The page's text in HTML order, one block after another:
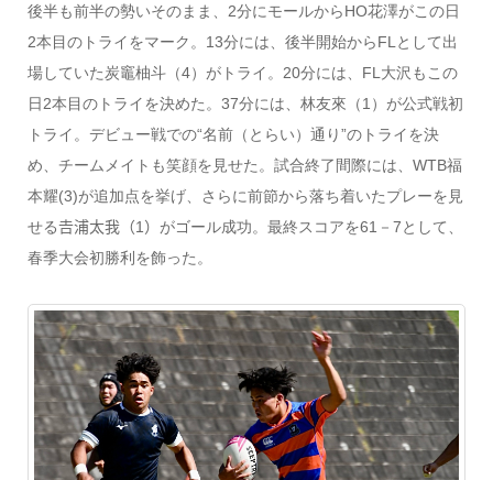
後半も前半の勢いそのまま、2分にモールからHO花澤がこの日
2本目のトライをマーク。13分には、後半開始からFLとして出
場していた炭竈柚斗（4）がトライ。20分には、FL大沢もこの
日2本目のトライを決めた。37分には、林友來（1）が公式戦初
トライ。デビュー戦での“名前（とらい）通り”のトライを決
め、チームメイトも笑顔を見せた。試合終了間際には、WTB福
本耀(3)が追加点を挙げ、さらに前節から落ち着いたプレーを見
せる𠮷浦太我（1）がゴール成功。最終スコアを61－7として、
春季大会初勝利を飾った。